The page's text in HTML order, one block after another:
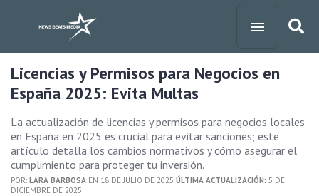
Licencias y Permisos para Negocios en
España 2025: Evita Multas
La actualización de licencias y permisos para negocios locales
en España en 2025 es crucial para evitar sanciones; este
artículo detalla los cambios normativos y cómo asegurar el
cumplimiento para proteger tu inversión.
POR: LARA BARBOSA EN 18 DE JULIO DE 2025 ÚLTIMA ACTUALIZACIÓN: 5 DE
DICIEMBRE DE 2025